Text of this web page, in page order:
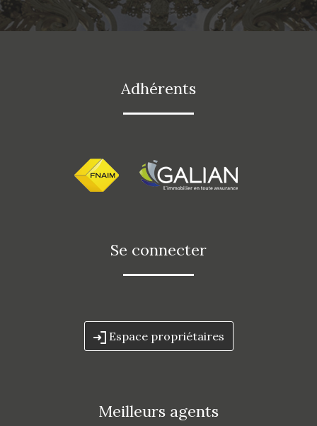
adhérents
se connecter
Espace propriétaires
meilleurs agents